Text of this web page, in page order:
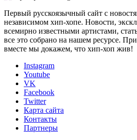
Первый русскоязычный сайт с
независимом хип-хопе. Новости,
всемирно известными артистами,
все это собрано на нашем ресурсе.
вместе мы докажем, что хип-хоп жив!
Instagram
Youtube
VK
Facebook
Twitter
Карта сайта
Контакты
Партнеры